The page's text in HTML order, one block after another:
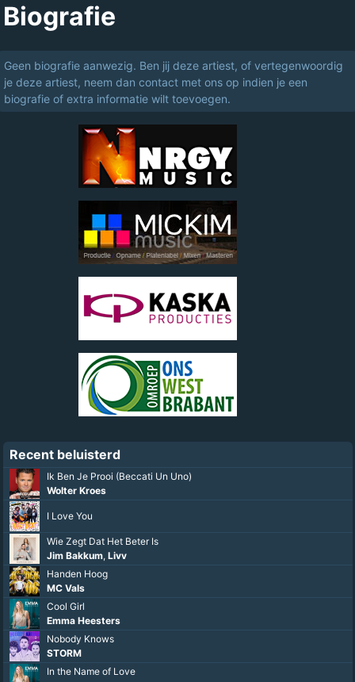
Biografie
Geen biografie aanwezig. Ben jij deze artiest, of vertegenwoordig
je deze artiest, neem dan contact met ons op indien je een
biografie of extra informatie wilt toevoegen.
Recent beluisterd
Ik Ben Je Prooi (Beccati Un Uno)
Wolter Kroes
I Love You
Wie Zegt Dat Het Beter Is
Jim Bakkum, Livv
Handen Hoog
MC Vals
Cool Girl
Emma Heesters
Nobody Knows
STORM
In the Name of Love